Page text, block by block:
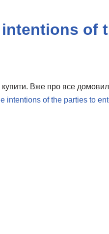
of
Вже про все
intentions of the parties to